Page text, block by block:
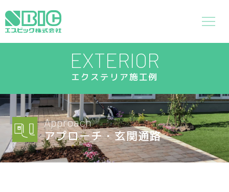
EXTERIOR
エクステリア施工例
Approach
アプローチ・玄関通路